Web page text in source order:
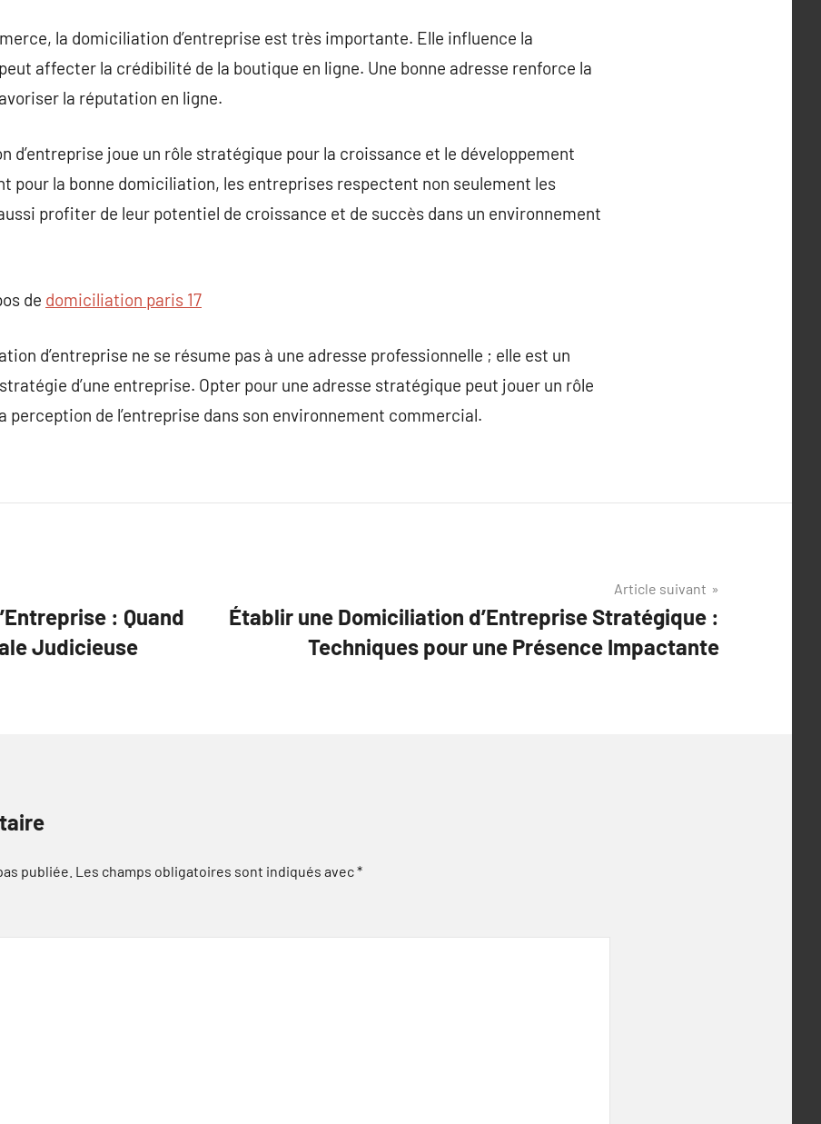
la domiciliation d’entreprise est très importante. Elle influence la
affecter la crédibilité de la boutique en ligne. Une bonne adresse renforce la
la réputation en ligne.
d’entreprise joue un rôle stratégique pour la croissance et le développement
pour la bonne domiciliation, les entreprises respectent non seulement les
profiter de leur potentiel de croissance et de succès dans un environnement
de domiciliation paris 17
d’entreprise ne se résume pas à une adresse professionnelle ; elle est un
d’une entreprise. Opter pour une adresse stratégique peut jouer un rôle
perception de l’entreprise dans son environnement commercial.
: Quand
Judicieuse
Article suivant
Établir une Domiciliation d’Entreprise Stratégique :
Techniques pour une Présence Impactante
publiée. Les champs obligatoires sont indiqués avec*